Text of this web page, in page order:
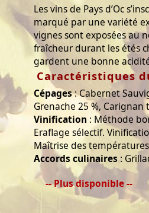
Les vins de Pays d’Oc
marqué par une variété
vignes sont exposées au
fraîcheur durant les étés
gardent une bonne
Caractéristiques
Cépages: Cabernet
Grenache 25 %, Carignan
Vinification : Méthode
Eraflage sélectif.
Maîtrise des
Accords culinaires:
-- Plus disponible --